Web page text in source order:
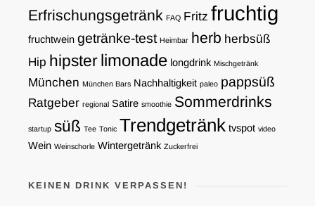
Erfrischungsgetränk FAQ Fritz fruchtig
fruchtwein getränke-test Heimbar herb herbsüß
Hip hipsterlimonade longdrink Mischgetränk
München München Bars Nachhaltigkeit paleo pappsüß
Ratgeber regional Satire smoothie Sommerdrinks
startup süß Tee Tonic Trendgetränk tvspot video
Wein Weinschorle Wintergetränk Zuckerfrei
KEINEN DRINK VERPASSEN!